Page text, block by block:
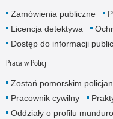
Zamówienia publiczne
Licencja detektywa
Dostęp do informacji
Praca w Policji
Zostań pomorskim
Pracownik cywilny
Oddziały o profilu